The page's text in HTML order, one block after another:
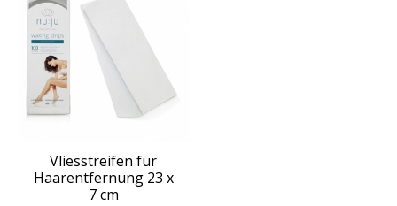
Vliesstreifen für
Haarentfernung 23 x
7 cm